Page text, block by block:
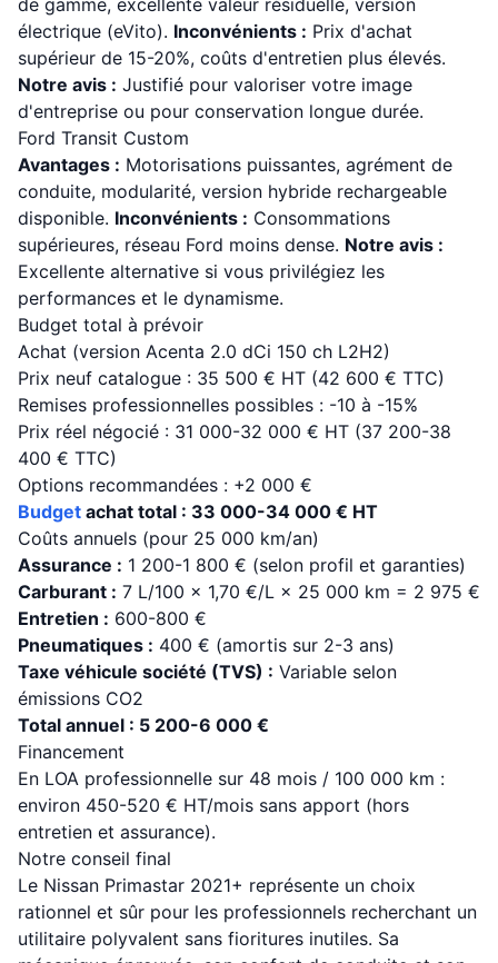
de gamme, excellente valeur résiduelle, version
électrique (eVito). Inconvénients : Prix d'achat
supérieur de 15-20%, coûts d'entretien plus élevés.
Notre avis : Justifié pour valoriser votre image
d'entreprise ou pour conservation longue durée.
Ford Transit Custom
Avantages : Motorisations puissantes, agrément de
conduite, modularité, version hybride rechargeable
disponible. Inconvénients : Consommations
supérieures, réseau Ford moins dense. Notre avis :
Excellente alternative si vous privilégiez les
performances et le dynamisme.
Budget total à prévoir
Achat (version Acenta 2.0 dCi 150 ch L2H2)
Prix neuf catalogue : 35 500 € HT (42 600 € TTC)
Remises professionnelles possibles : -10 à -15%
Prix réel négocié : 31 000-32 000 € HT (37 200-38
400 € TTC)
Options recommandées : +2 000 €
Budget achat total : 33 000-34 000 € HT
Coûts annuels (pour 25 000 km/an)
Assurance : 1 200-1 800 € (selon profil et garanties)
Carburant : 7 L/100 × 1,70 €/L × 25 000 km = 2 975 €
Entretien : 600-800 €
Pneumatiques : 400 € (amortis sur 2-3 ans)
Taxe véhicule société (TVS) : Variable selon
émissions CO2
Total annuel : 5 200-6 000 €
Financement
En LOA professionnelle sur 48 mois / 100 000 km :
environ 450-520 € HT/mois sans apport (hors
entretien et assurance).
Notre conseil final
Le Nissan Primastar 2021+ représente un choix
rationnel et sûr pour les professionnels recherchant un
utilitaire polyvalent sans fioritures inutiles. Sa